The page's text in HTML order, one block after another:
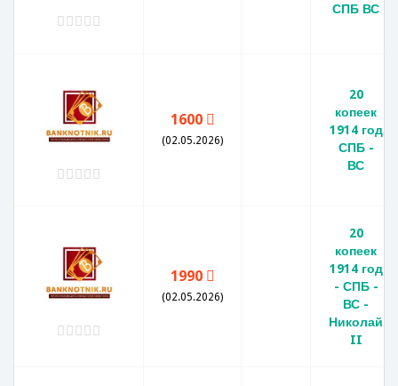
СПБ ВС
1600
(02.05.2026)
20
копеек
1914 год
СПБ -
ВС
1990
(02.05.2026)
20
копеек
1914 год
- СПБ -
ВС -
Николай
II